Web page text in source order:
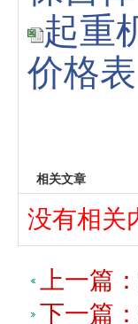
起重
价格表
相关文章
没有相关
上一篇：
下一篇：